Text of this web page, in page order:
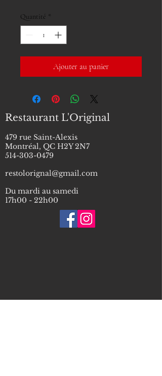
Quantité *
Ajouter au panier
Restaurant L'Original
479 rue Saint-Alexis
Montréal, QC H2Y 2N7
514-303-0479
restolorignal@gmail.com
Du mardi au samedi
17h00 - 22h00